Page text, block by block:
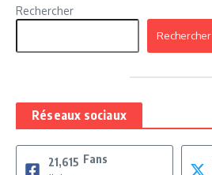
Rechercher
Rechercher
Réseaux sociaux
21,615 Fans